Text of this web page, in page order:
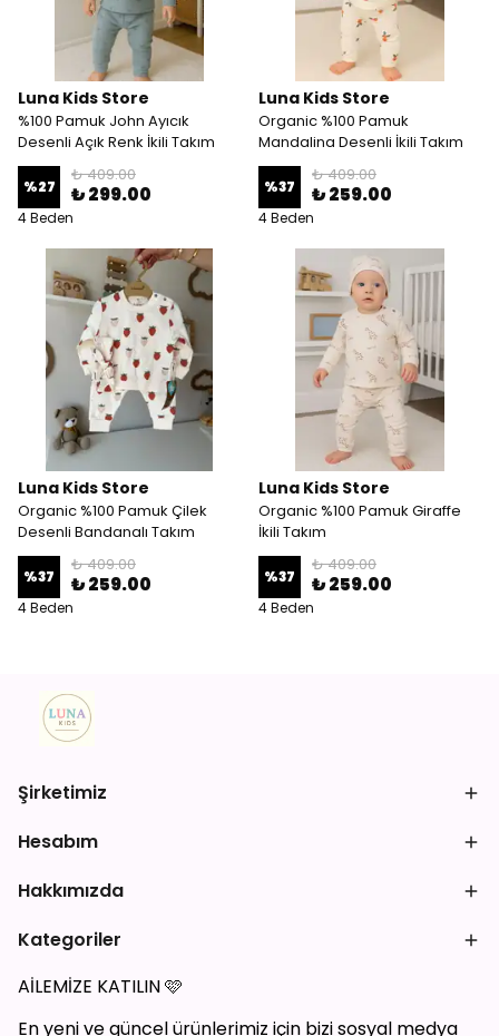
Luna Kids Store
%100 Pamuk John Ayıcık
Desenli Açık Renk İkili Takım
%27
₺ 409.00
₺ 299.00
4 Beden
Luna Kids Store
Organic %100 Pamuk
Mandalina Desenli İkili Takım
%37
₺ 409.00
₺ 259.00
4 Beden
Luna Kids Store
Organic %100 Pamuk Çilek
Desenli Bandanalı Takım
%37
₺ 409.00
₺ 259.00
4 Beden
Luna Kids Store
Organic %100 Pamuk Giraffe
İkili Takım
%37
₺ 409.00
₺ 259.00
4 Beden
Şirketimiz
Hesabım
Hakkımızda
Kategoriler
AİLEMİZE KATILIN🩷
En yeni ve güncel ürünlerimiz için bizi sosyal medya